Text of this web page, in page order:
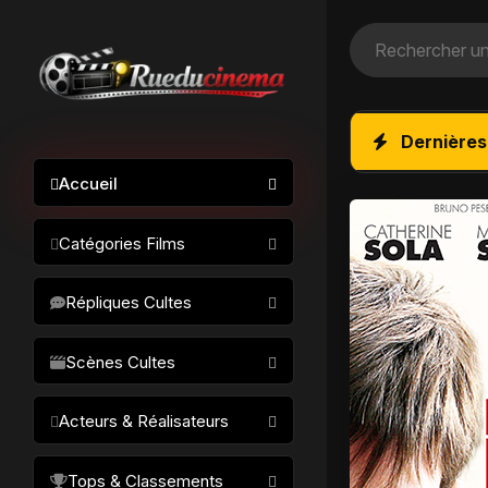
Accueil
Catégories Films
Science-fiction
Drame / Thriller
Comédie/humour
Horreur
Fantastique
Répliques Cultes
Scènes Cultes
Acteurs & Réalisateurs
Tops & Classements